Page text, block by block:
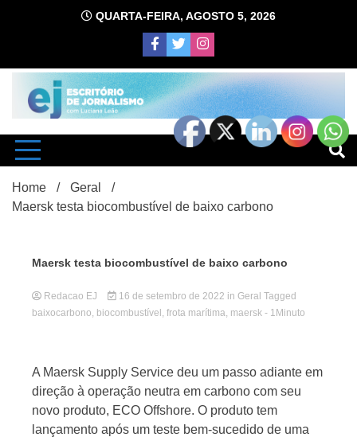
QUARTA-FEIRA, AGOSTO 5, 2026
de
com Luciana Leão
Home
Geral
Maersk testa biocombustível de baixo carbono
Maersk testa biocombustível de baixo carbono
Redacao EJ 16 de setembro de 2022 in Geral Tagged
baixocarbono, biocombustível , frota marítima, maersk - 1Minuto
A Maersk Supply Service deu um passo adiante em
direção à operação neutra em carbono com seu
novo produto, ECO Offshore. O produto tem
lançamento após um teste bem-sucedido de uma